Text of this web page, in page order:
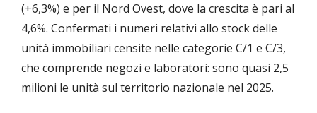
(+6,3%) e per il Nord Ovest, dove la crescita è pari al
4,6%. Confermati i numeri relativi allo stock delle
unità immobiliari censite nelle categorie C/1 e C/3,
che comprende negozi e laboratori: sono quasi 2,5
milioni le unità sul territorio nazionale nel 2025.